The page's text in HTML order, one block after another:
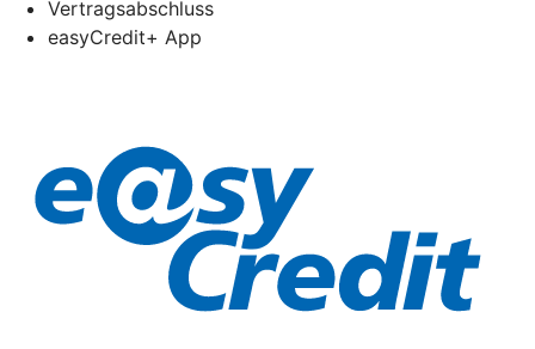
Vertragsabschluss
easyCredit+ App